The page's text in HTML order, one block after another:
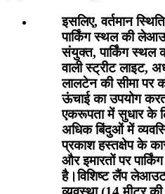
इसलिए, वर्तमान
पार्किंग स्थल की
संयुक्त, पार्किंग स्थल
वाली स्ट्रीट लाइट,
लालटेन की सीमा पर
ऊंचाई का उपयोग
एकरूपता में सुधार के
अधिक बिंदुओं में
प्रकाश हस्तक्षेप के
और इमारतों पर
है।विशिष्ट लैंप लेआउट: